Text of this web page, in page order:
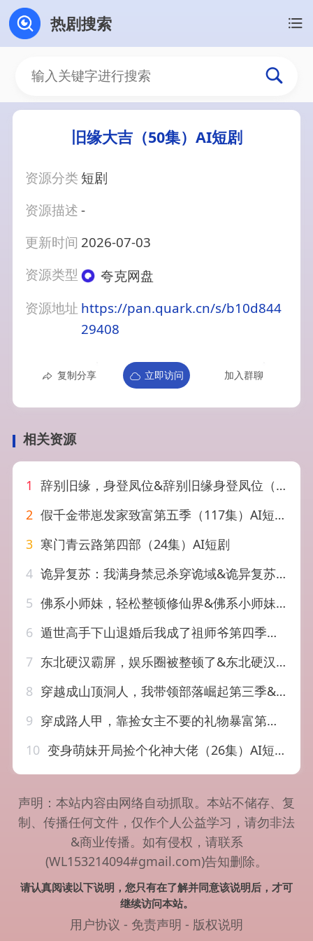
热剧搜索
旧缘大吉（50集）AI短剧
资源分类 短剧
资源描述-
更新时间 2026-07-03
资源类型
夸克网盘
资源地址 https://pan.quark.cn/s/b10d844
29408
复制分享 立即访问 加入群聊
相关资源
1 辞别旧缘，身登凤位&辞别旧缘身登凤位（70集）AI短剧
2 假千金带崽发家致富第五季（117集）AI短剧
3 寒门青云路第四部（24集）AI短剧
4 诡异复苏：我满身禁忌杀穿诡域&诡异复苏我满身禁忌杀穿诡域（48集）AI短剧
5 佛系小师妹，轻松整顿修仙界&佛系小师妹轻松整顿修仙界（46集）AI短剧
6 遁世高手下山退婚后我成了祖师爷第四季（93集）AI短剧
7 东北硬汉霸屏，娱乐圈被整顿了&东北硬汉霸屏娱乐圈被整顿了（30集）AI短剧
8 穿越成山顶洞人，我带领部落崛起第三季&穿越成山顶洞人我带领部落崛起第三季（36集）AI短剧
9 穿成路人甲，靠捡女主不要的礼物暴富第二季&穿成路人甲靠捡女主不要的礼物暴富第二季（30集）AI短剧
10 变身萌妹开局捡个化神大佬（26集）AI短剧
声明：本站内容由网络自动抓取。本站不储存、复
制、传播任何文件，仅作个人公益学习，请勿非法
&商业传播。如有侵权，请联系
(WL153214094#gmail.com)告知删除。
请认真阅读以下说明，您只有在了解并同意该说明后，才可
继续访问本站。
用户协议 - 免责声明 - 版权说明